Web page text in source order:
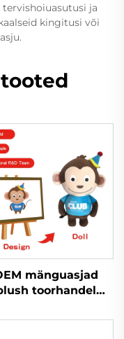
ja
kingitusi või
mänguasjad
toorhandel